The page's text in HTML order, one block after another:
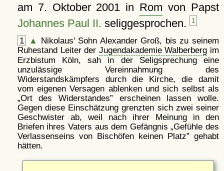
am 7. Oktober 2001 in Rom von Papst
Johannes Paul II. seliggesprochen. 1
1 ▲
Nikolaus' Sohn Alexander Groß, bis zu seinem
Ruhestand Leiter derJugendakademie Walberberg im
Erzbistum Köln, sah in der Seligsprechung eine
unzulässige Vereinnahmung des
Widerstandskämpfers durch die Kirche, die damit
vom eigenen Versagen ablenken und sich selbst als
Ort des Widerstandes
erscheinen lassen wolle.
Gegen diese Einschätzung grenzten sich zwei seiner
Geschwister ab, weil nach ihrer Meinung in den
Briefen ihres Vaters aus dem Gefängnis Gefühle des
Verlassenseins von Bischöfen keinen Platz
gehabt
hätten.